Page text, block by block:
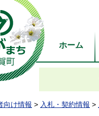
ホーム
向け情報 > 入札・契約情報 >